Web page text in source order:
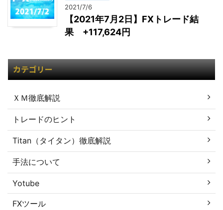
2021/7/6
【2021年7月2日】FXトレード結
果 +117,624円
カテゴリー
ＸＭ徹底解説
トレードのヒント
Titan（タイタン）徹底解説
手法について
Yotube
FXツール